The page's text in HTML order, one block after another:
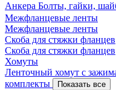
Анкера Болты, гайки,
Межфланцевые ленты
Межфланцевые ленты
Скоба для стяжки фланцев
Скоба для стяжки фланцев
Хомуты
Ленточный хомут с
комплекты
Показать все